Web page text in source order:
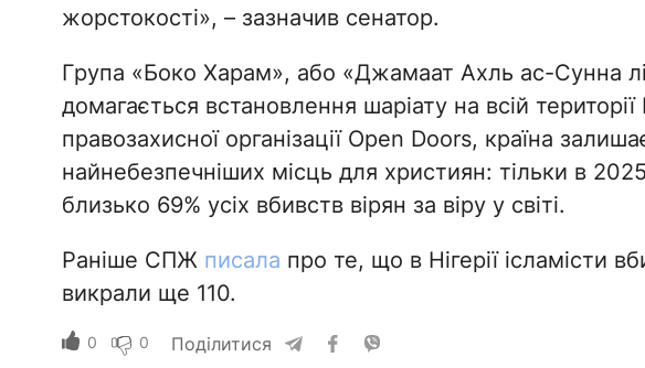
жорстокості», – зазначив сенатор.
Група «Боко Харам», або «Джамаат Ахль ас-Сунна
домагається встановлення шаріату на всій території
правозахисної організації Open Doors, країна
найнебезпечніших місць для християн: тільки в
близько 69% усіх вбивств вірян за віру у світі.
Раніше СПЖ писала про те, що в Нігерії ісламісти
викрали ще 110.
0 0 Поділитися